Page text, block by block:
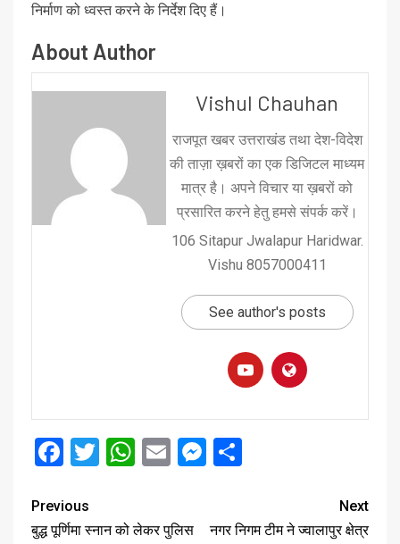
निर्माण को ध्वस्त करने के निर्देश दिए हैं।
About Author
Vishul Chauhan
राजपूत खबर उत्तराखंड तथा देश-विदेश
की ताज़ा ख़बरों का एक डिजिटल माध्यम
मात्र है। अपने विचार या ख़बरों को
प्रसारित करने हेतु हमसे संपर्क करें।
106 Sitapur Jwalapur Haridwar.
Vishu 8057000411
See author's posts
Facebook
Twitter
WhatsApp
EmailMessenger
Previous
बुद्ध पूर्णिमा स्नान को लेकर पुलिस
Next
नगर निगम टीम ने ज्वालापुर क्षेत्र